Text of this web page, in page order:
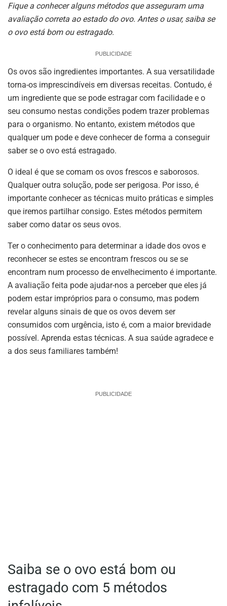
Fique a conhecer alguns métodos que asseguram uma
avaliação correta ao estado do ovo. Antes o usar, saiba se
o ovo está bom ou estragado.
PUBLICIDADE
Os ovos são ingredientes importantes. A sua versatilidade
torna-os imprescindíveis em diversas receitas. Contudo, é
um ingrediente que se pode estragar com facilidade e o
seu consumo nestas condições podem trazer problemas
para o organismo. No entanto, existem métodos que
qualquer um pode e deve conhecer de forma a conseguir
saber se o ovo está estragado.
O ideal é que se comam os ovos frescos e saborosos.
Qualquer outra solução, pode ser perigosa. Por isso, é
importante conhecer as técnicas muito práticas e simples
que iremos partilhar consigo. Estes métodos permitem
saber como datar os seus ovos.
Ter o conhecimento para determinar a idade dos ovos e
reconhecer se estes se encontram frescos ou se se
encontram num processo de envelhecimento é importante.
A avaliação feita pode ajudar-nos a perceber que eles já
podem estar impróprios para o consumo, mas podem
revelar alguns sinais de que os ovos devem ser
consumidos com urgência, isto é, com a maior brevidade
possível. Aprenda estas técnicas. A sua saúde agradece e
a dos seus familiares também!
PUBLICIDADE
Saiba se o ovo está bom ou
estragado com 5 métodos